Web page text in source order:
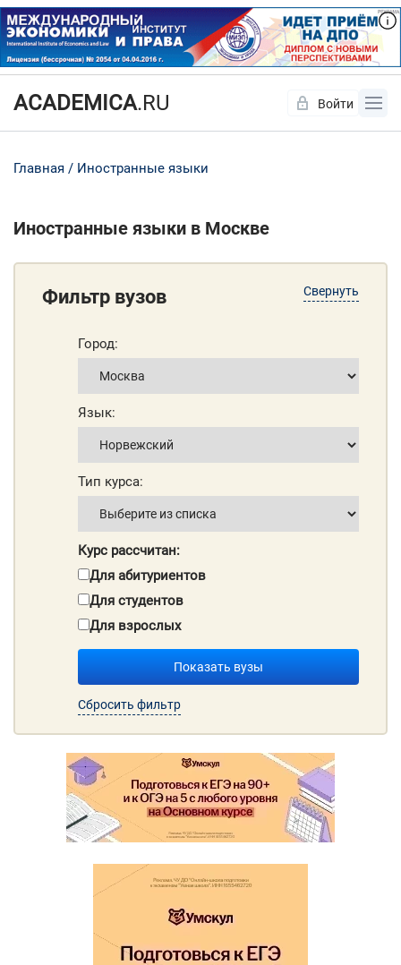
ACADEMICA.RU Войти
Главная Иностранные языки
Иностранные языки в Москве
Свернуть
Фильтр вузов
Город:
Язык:
Тип курса:
Курс рассчитан:
Для абитуриентов
Для студентов
Для взрослых
Показать вузы
Сбросить фильтр
Да Нет